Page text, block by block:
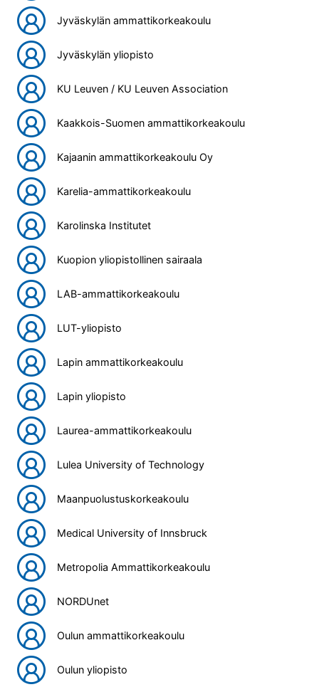
Jyväskylän ammattikorkeakoulu
Jyväskylän yliopisto
KU Leuven / KU Leuven Association
Kaakkois-Suomen ammattikorkeakoulu
Kajaanin ammattikorkeakoulu Oy
Karelia-ammattikorkeakoulu
Karolinska Institutet
Kuopion yliopistollinen sairaala
LAB-ammattikorkeakoulu
LUT-yliopisto
Lapin ammattikorkeakoulu
Lapin yliopisto
Laurea-ammattikorkeakoulu
Lulea University of Technology
Maanpuolustuskorkeakoulu
Medical University of Innsbruck
Metropolia Ammattikorkeakoulu
NORDUnet
Oulun ammattikorkeakoulu
Oulun yliopisto